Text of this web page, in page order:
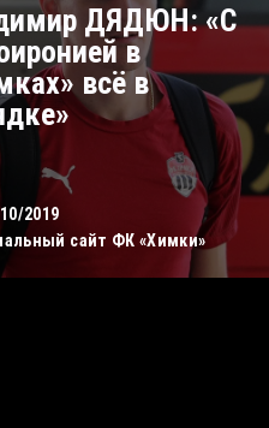
2019
сайт ФК «Химки»
ДЯДЮН: «С
в
всё в